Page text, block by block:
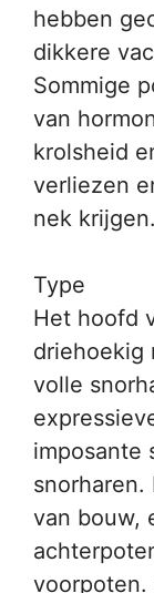
hebben
dikkere
Sommige
van
krolsheid
verliezen
nek krijgen.
Type
Het hoofd
driehoekig
volle
imposante
snorharen.
van bouw,
voorpoten.